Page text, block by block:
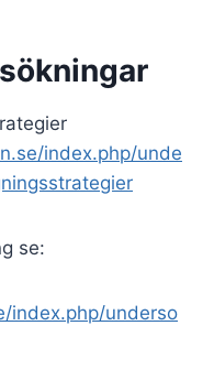
index.php/unde
se:
index.php/underso